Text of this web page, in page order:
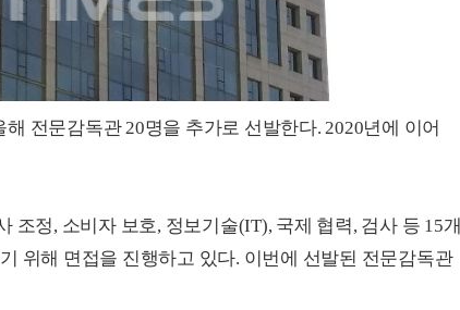
전문감독관 20명을 추가로 선발한다. 2020년에 이어
조정, 소비자 보호, 정보기술(IT), 국제 협력, 검사 등 15개
위해 면접을 진행하고 있다. 이번에 선발된 전문감독관